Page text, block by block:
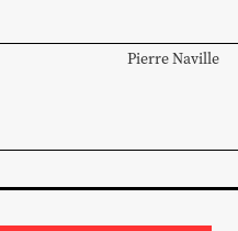
PierreNaville